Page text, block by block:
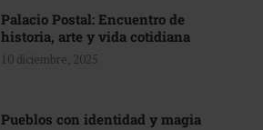
Palacio Postal: Encuentro de
historia, arte y vida cotidiana
10 diciembre, 2025
Pueblos con identidad y magia